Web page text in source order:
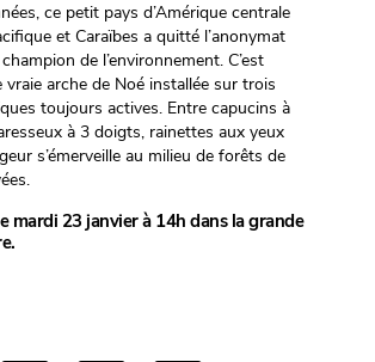
ce petit pays d’Amérique centrale
et Caraïbes a quitté l’anonymat
de l’environnement. C’est
vraie arche de Noé installée sur trois
toujours actives. Entre capucins à
à 3 doigts, rainettes aux yeux
s’émerveille au milieu de forêts de
mardi 23 janvier à 14h dans la grande